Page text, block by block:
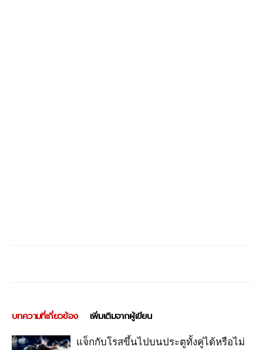
บทความที่เกี่ยวข้อง เพิ่มเติมจากผู้เขียน
แจ็กกับโรสขึ้นไปบนประตูทั้งคู่ได้หรือไม่